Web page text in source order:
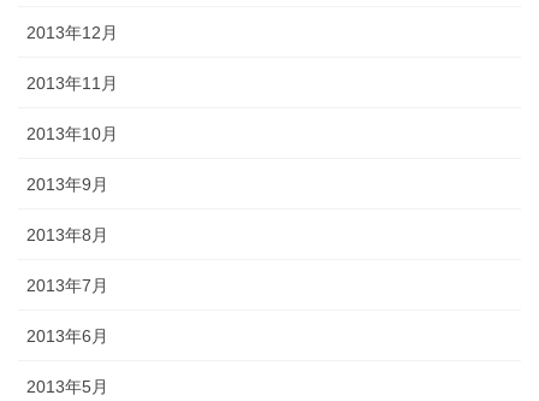
2013年12月
2013年11月
2013年10月
2013年9月
2013年8月
2013年7月
2013年6月
2013年5月